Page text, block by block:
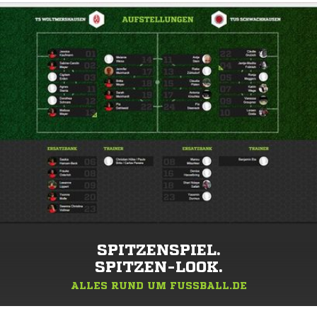
SPITZENSPIEL.
SPITZEN-LOOK.
ALLES RUND UM FUSSBALL.DE